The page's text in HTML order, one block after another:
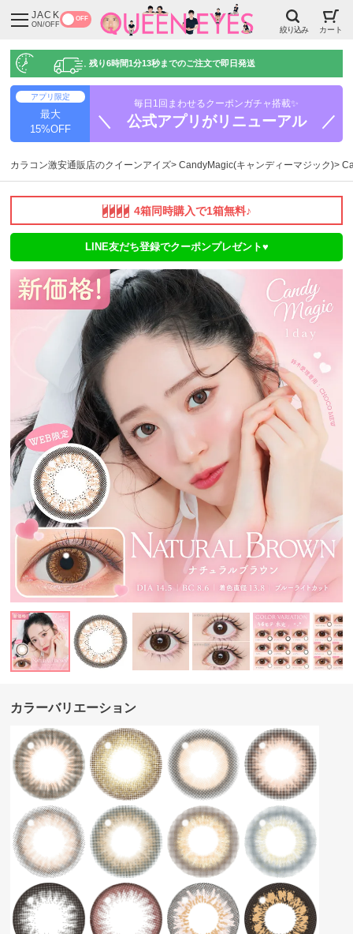
JACK
ON/OFF
OFF
絞り込み カート
残り6時間1分12秒までのご注文で即日発送
アプリ限定
最大
15%OFF
毎日1回まわせるクーポンガチャ搭載✨
＼ 公式アプリがリニューアル ／
カラコン激安通販店のクイーンアイズ CandyMagic(キャンディーマジック)
4箱同時購入で1箱無料♪
LINE友だち登録でクーポンプレゼント♥
カラーバリエーション